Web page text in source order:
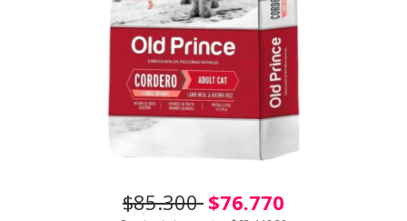
$85.300 $76.770